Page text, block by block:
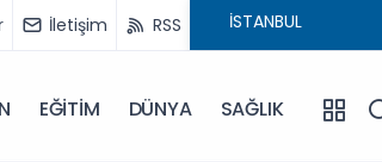
İletişim RSS
EĞİTİM DÜNYA SAĞLIK